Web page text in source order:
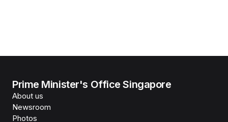
Prime Minister's Office Singapore
About us
Newsroom
Photos